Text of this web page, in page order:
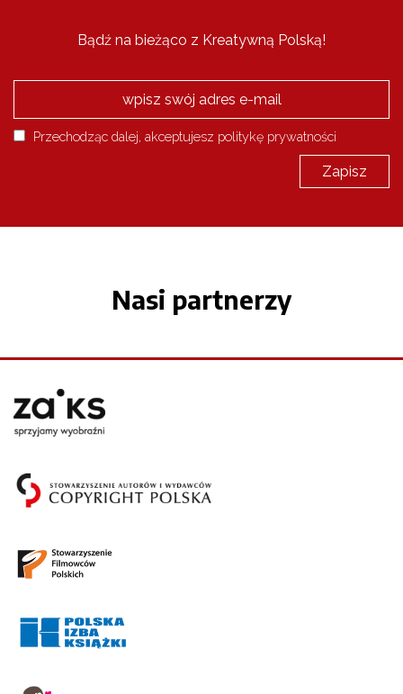
Bądź na bieżąco z Kreatywną Polską!
Przechodząc dalej, akceptujesz politykę prywatności
Nasi partnerzy